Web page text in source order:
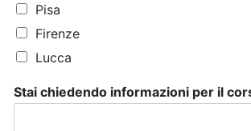
Pisa
Firenze
Lucca
Stai chiedendo informazioni per il